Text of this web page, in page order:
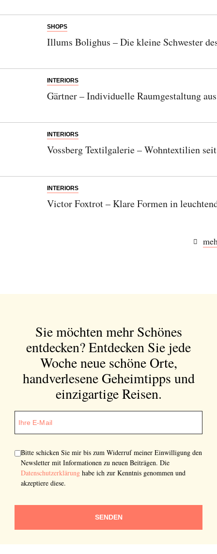
SHOPS
Illums Bolighus – Die kleine Schwester
INTERIORS
Gärtner – Individuelle Raumgestaltung
INTERIORS
Vossberg Textilgalerie – Wohntextilien
INTERIORS
Victor Foxtrot – Klare Formen in
Sie möchten mehr Schönes
entdecken?Entdecken Sie jede
Woche neue schöne Orte,
handverlesene Geheimtipps und
einzigartige Reisen.
Bitte schicken Sie mir bis zum Widerruf meiner Einwilligung den
Newsletter mit Informationen zu neuen Beiträgen. Die
Datenschutzerklärung habe ich zur Kenntnis genommen und
akzeptiere diese.
SENDEN